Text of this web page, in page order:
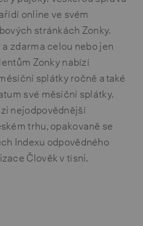
online ve svém
stránkách Zonky.
zdarma celou nebo jen
Zonky nabízí
splátky ročně a také
své měsíční splátky.
nejodpovědnější
trhu, opakovaně se
Indexu odpovědného
Člověk v tísni.